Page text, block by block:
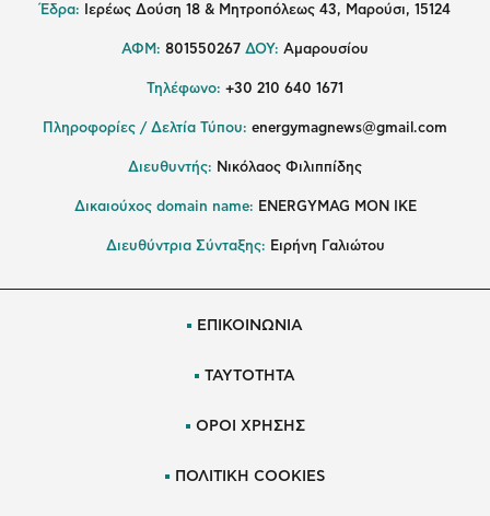
Έδρα: Ιερέως Δούση 18 & Μητροπόλεως 43, Μαρούσι, 15124
ΑΦΜ: 801550267 ΔΟΥ: Αμαρουσίου
Τηλέφωνο: +30 210 640 1671
Πληροφορίες / Δελτία Τύπου: energymagnews@gmail.com
Διευθυντής: Νικόλαος Φιλιππίδης
Δικαιούχος domain name: ENERGYMAG ΜΟΝ ΙΚΕ
Διευθύντρια Σύνταξης: Ειρήνη Γαλιώτου
ΕΠΙΚΟΙΝΩΝΙΑ
ΤΑΥΤΟΤΗΤΑ
ΟΡΟΙ ΧΡΗΣΗΣ
ΠΟΛΙΤΙΚΗ COOKIES